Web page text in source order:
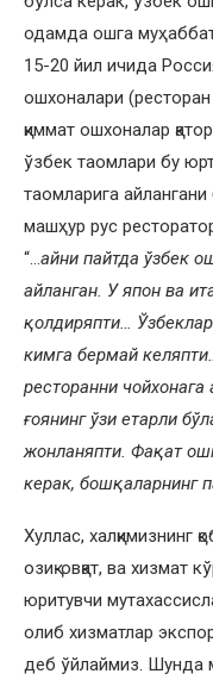
одамда ошга
15-20 йил ичида
ошхоналари
қиммат ошхоналар
ўзбек таомлари бу
таомларига
машҳур рус
“…айни пайтда ўзбек
айланган. У япон ва
қолдиряпти…
кимга бермай
ресторанни
ғоянинг ўзи етарли
жонланяпти. Фақат
керак, бошқаларнинг
Хуллас, халқимизнинг
озиқ-овқат, ва хизмат
юритувчи
олиб хизматлар
деб ўйлаймиз. Шунда